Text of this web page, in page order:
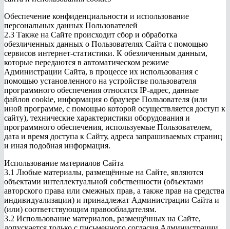
Обеспечение конфиденциальности и использование
персональных данных Пользователей
2.3 Также на Сайте происходит сбор и обработка
обезличенных данных о Пользователях Сайта с помощью
сервисов интернет-статистики. К обезличенным данным,
которые передаются в автоматическом режиме
Администрации Сайта, в процессе их использования с
помощью установленного на устройстве пользователя
программного обеспечения относятся IP-адрес, данные
файлов cookie, информация о браузере Пользователя (или
иной программе, с помощью которой осуществляется доступ к
сайту), технические характеристики оборудования и
программного обеспечения, используемые Пользователем,
дата и время доступа к Сайту, адреса запрашиваемых страниц
и иная подобная информация.
Использование материалов Сайта
3.1 Любые материалы, размещённые на Сайте, являются
объектами интеллектуальной собственности (объектами
авторского права или смежных прав, а также прав на средства
индивидуализации) и принадлежат Администрации Сайта и
(или) соответствующим правообладателям.
3.2 Использование материалов, размещённых на Сайте,